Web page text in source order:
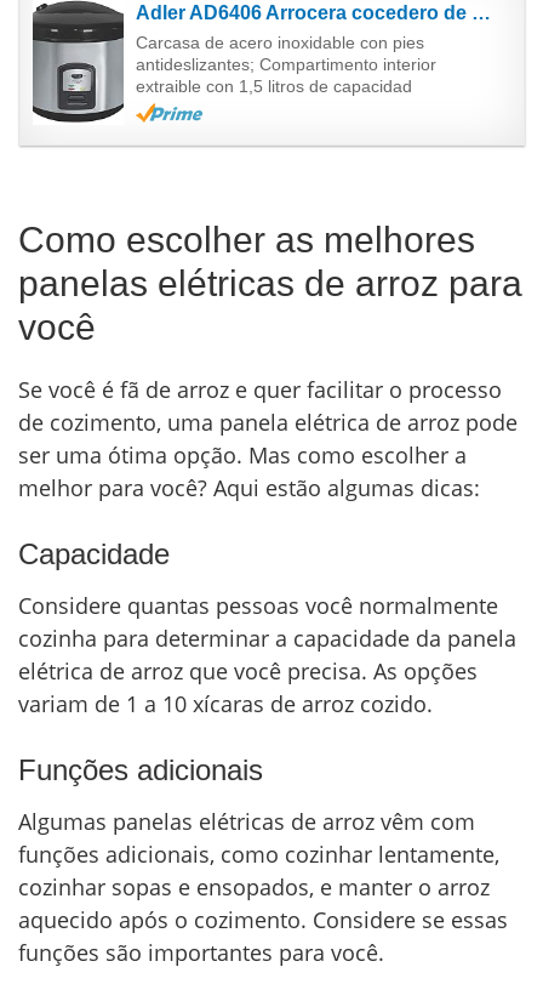
Adler AD6406 Arrocera cocedero de arroz, 1,5 litros, función mantenimineto de calor, apagado...
Carcasa de acero inoxidable con pies
antideslizantes; Compartimento interior
extraible con 1,5 litros de capacidad
Como escolher as melhores
panelas elétricas de arroz para
você
Se você é fã de arroz e quer facilitar o processo
de cozimento, uma panela elétrica de arroz pode
ser uma ótima opção. Mas como escolher a
melhor para você? Aqui estão algumas dicas:
Capacidade
Considere quantas pessoas você normalmente
cozinha para determinar a capacidade da panela
elétrica de arroz que você precisa. As opções
variam de 1 a 10 xícaras de arroz cozido.
Funções adicionais
Algumas panelas elétricas de arroz vêm com
funções adicionais, como cozinhar lentamente,
cozinhar sopas e ensopados, e manter o arroz
aquecido após o cozimento. Considere se essas
funções são importantes para você.